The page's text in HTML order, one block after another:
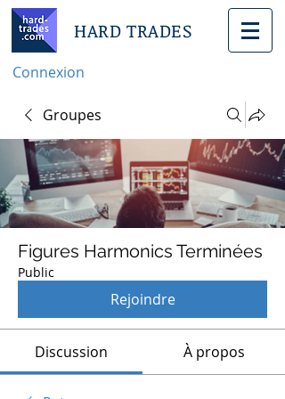
HARD TRADES
Connexion
Groupes
Figures Harmonics Terminées
Public
Rejoindre
Discussion À propos